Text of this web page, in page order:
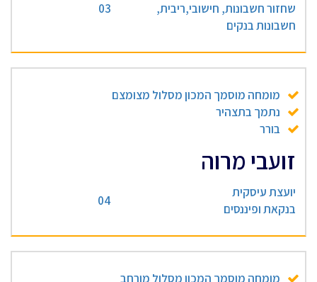
שחזור חשבונות, חישובי,ריבית,
חשבונות בנקים
03
מומחה מוסמך המכון מסלול מצומצם
נתמך בתצהיר
בורר
זועבי מרוה
יועצת עיסקית
בנקאת ופיננסים
04
מומחה מוסמך המכון מסלול מורחב